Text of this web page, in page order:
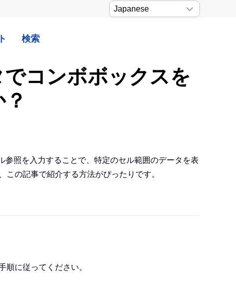
検索
コンボボックスを
照を入力することで、特定のセル範囲のデータを表
の記事で紹介する方法がぴったりです。
に従ってください。